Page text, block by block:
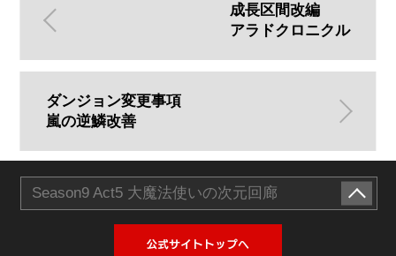
成長区間改編
アラドクロニクル
ダンジョン変更事項
嵐の逆鱗改善
Season9 Act5 大魔法使いの次元回廊